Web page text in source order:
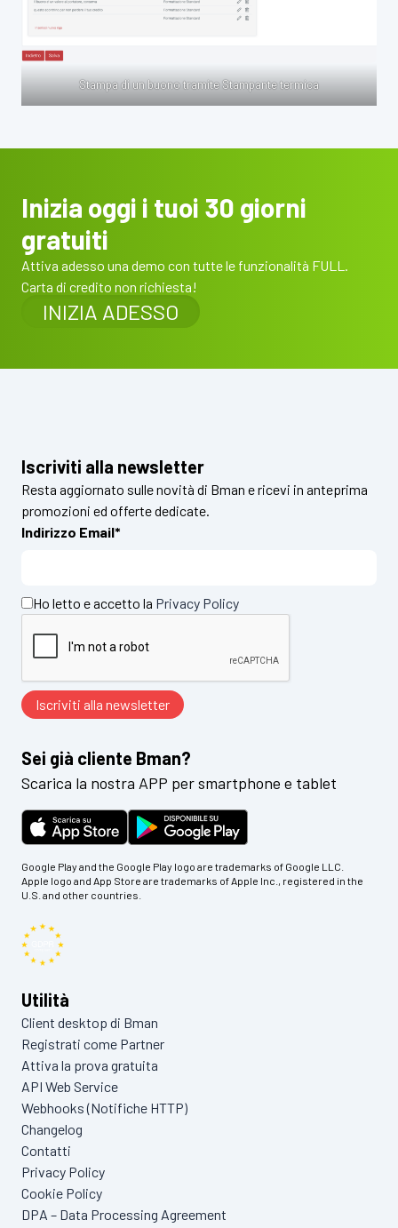
Stampa di un buono tramite Stampante termica
Inizia oggi i tuoi 30 giorni
gratuiti
Attiva adesso una demo con tutte le funzionalità FULL.
Carta di credito non richiesta!
INIZIA ADESSO
Iscriviti alla newsletter
Resta aggiornato sulle novità di Bman e ricevi in anteprima
promozioni ed offerte dedicate.
Indirizzo Email*
Ho letto e accetto la Privacy Policy
Sei già cliente Bman?
Scarica la nostra APP per smartphone e tablet
Google Play and the Google Play logo are trademarks of Google LLC.
Apple logo and App Store are trademarks of Apple Inc., registered in the
U.S. and other countries.
Utilità
Client desktop di Bman
Registrati come Partner
Attiva la prova gratuita
API Web Service
Webhooks (Notifiche HTTP)
Changelog
Contatti
Privacy Policy
Cookie Policy
DPA – Data Processing Agreement